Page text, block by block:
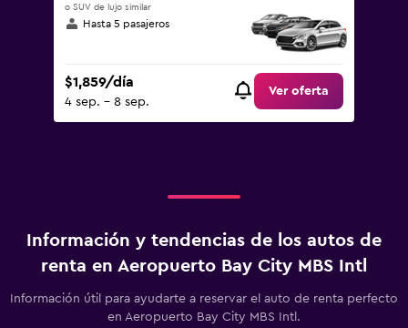
o SUV de lujo similar
Hasta 5 pasajeros
$1,859/día
4 sep. - 8 sep.
Ver oferta
Información y tendencias de los autos de
renta en Aeropuerto Bay City MBS Intl
Información útil para ayudarte a reservar el auto de renta perfecto
en Aeropuerto Bay City MBS Intl.